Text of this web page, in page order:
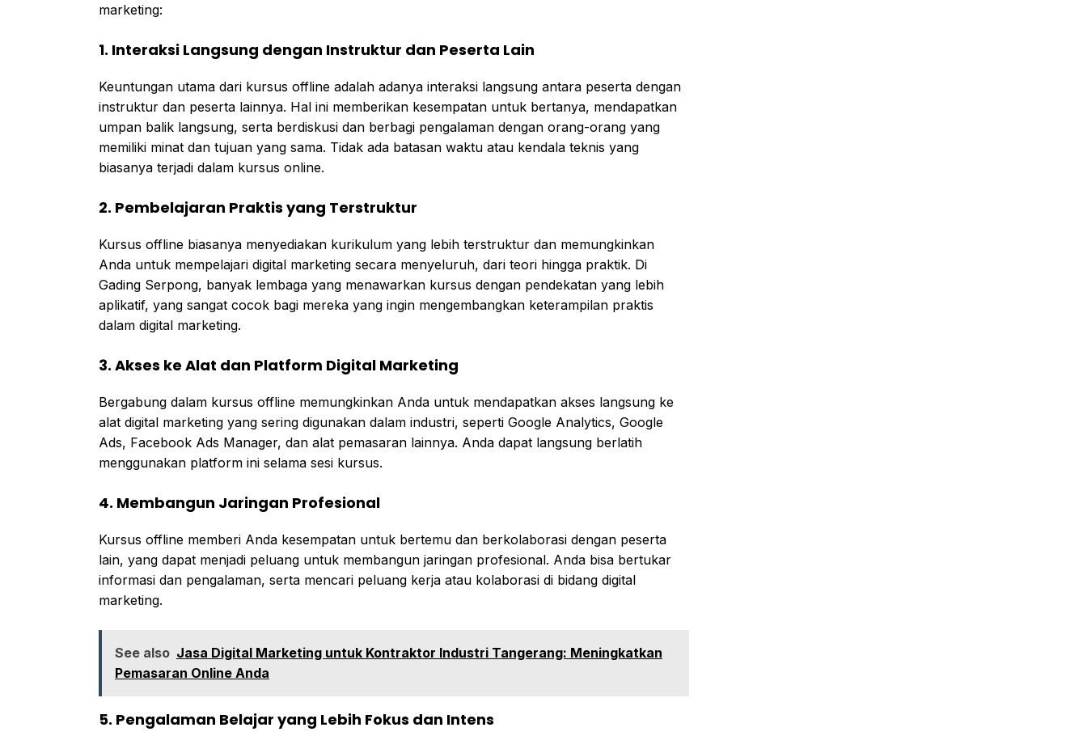
marketing:
1. Interaksi Langsung dengan Instruktur dan Peserta Lain
Keuntungan utama dari kursus offline adalah adanya interaksi langsung antara peserta dengan
instruktur dan peserta lainnya. Hal ini memberikan kesempatan untuk bertanya, mendapatkan
umpan balik langsung, serta berdiskusi dan berbagi pengalaman dengan orang-orang yang
memiliki minat dan tujuan yang sama. Tidak ada batasan waktu atau kendala teknis yang
biasanya terjadi dalam kursus online.
2. Pembelajaran Praktis yang Terstruktur
Kursus offline biasanya menyediakan kurikulum yang lebih terstruktur dan memungkinkan
Anda untuk mempelajari digital marketing secara menyeluruh, dari teori hingga praktik. Di
Gading Serpong, banyak lembaga yang menawarkan kursus dengan pendekatan yang lebih
aplikatif, yang sangat cocok bagi mereka yang ingin mengembangkan keterampilan praktis
dalam digital marketing.
3. Akses ke Alat dan Platform Digital Marketing
Bergabung dalam kursus offline memungkinkan Anda untuk mendapatkan akses langsung ke
alat digital marketing yang sering digunakan dalam industri, seperti Google Analytics, Google
Ads, Facebook Ads Manager, dan alat pemasaran lainnya. Anda dapat langsung berlatih
menggunakan platform ini selama sesi kursus.
4. Membangun Jaringan Profesional
Kursus offline memberi Anda kesempatan untuk bertemu dan berkolaborasi dengan peserta
lain, yang dapat menjadi peluang untuk membangun jaringan profesional. Anda bisa bertukar
informasi dan pengalaman, serta mencari peluang kerja atau kolaborasi di bidang digital
marketing.
See also Jasa Digital Marketing untuk Kontraktor Industri Tangerang: Meningkatkan
Pemasaran Online Anda
5. Pengalaman Belajar yang Lebih Fokus dan Intens